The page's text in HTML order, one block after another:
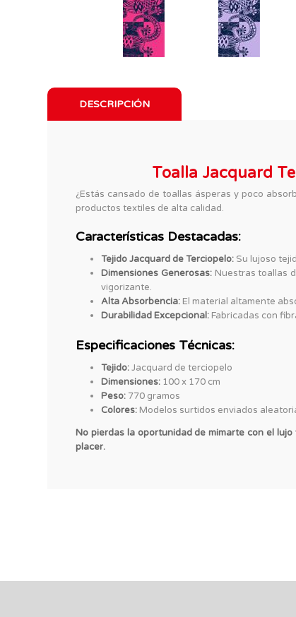
DESCRIPCIÓN
Toalla Jacquard
¿Estás cansado de toallas ásperas y poco
productos textiles de alta calidad.
Características Destacadas:
Tejido Jacquard de Terciopelo: Su lujoso
Dimensiones Generosas:Nuestras toallas
vigorizante.
Alta Absorbencia: El material altamente
Durabilidad Excepcional: Fabricadas con
Especificaciones Técnicas:
Tejido:Jacquard de terciopelo
Dimensiones: 100 x 170 cm
Peso: 770 gramos
Colores: Modelos surtidos enviados
No pierdas la oportunidad de mimarte con el
placer.